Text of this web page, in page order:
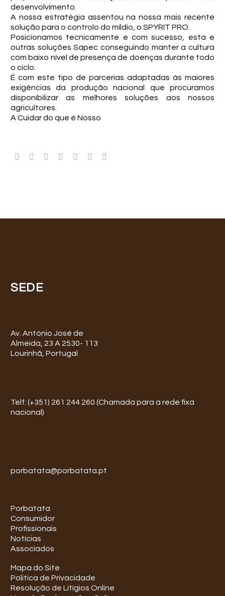
desenvolvimento.
A nossa estratégia assentou na nossa mais recente
solução para o controlo do míldio, o SPYRIT PRO.
Posicionamos tecnicamente e com sucesso, esta e
outras soluções Sapec conseguindo manter a cultura
com baixo nível de presença de doenças durante todo
o ciclo.
É com este tipo de parcerias adaptadas às maiores
exigências da produção nacional que procuramos
disponibilizar as melhores soluções aos nossos
agricultores.
A Cuidar do que é Nosso
SEDE
Av. António José de
Almeida, 23 A 2530- 113
Lourinhã, Portugal
Telf: (+351) 261 244 260 (Chamada para a rede fixa
nacional)
porbatata@porbatata.pt
Porbatata
Consumidor
Profissionais
Notícias
Associados
Mapa do Site
Politica de Privacidade
Resolução de Litígios Online